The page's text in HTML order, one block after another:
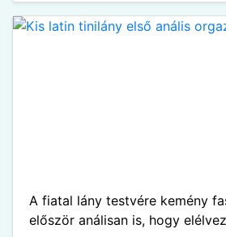
A fiatal lány testvére kemény
először análisan is, hogy